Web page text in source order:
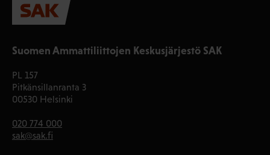
Suomen Ammattiliittojen Keskusjärjestö SAK
PL 157
Pitkänsillanranta 3
00530 Helsinki
020 774 000
sak@sak.fi